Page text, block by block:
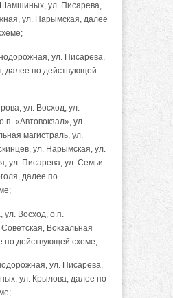
ул. Писарева,
ул. Нарымская, далее
ул. Писарева,
далее по действующей
ул. Восход, ул.
«Автовокзал», ул.
магистраль, ул.
ул. Нарымская, ул.
ул. Писарева, ул. Семьи
далее по
Восход, о.п.
Вокзальная
по действующей схеме;
ул. Писарева,
ул. Крылова, далее по